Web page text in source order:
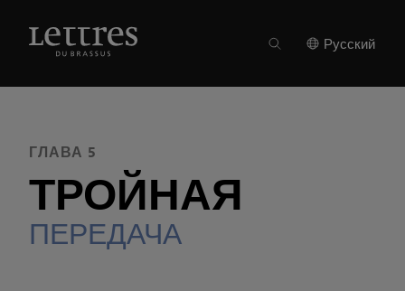
Русский
ГЛАВА 5
ТРОЙНАЯ
ПЕРЕДАЧА